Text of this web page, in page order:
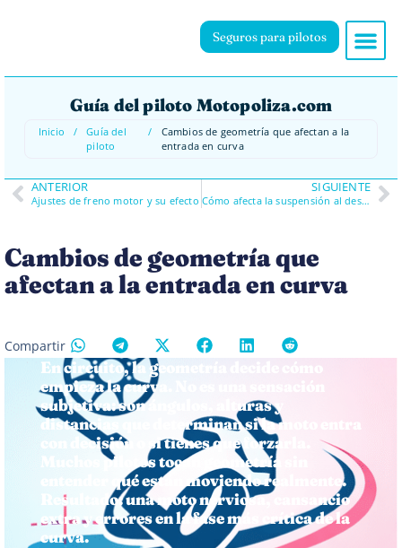
Seguros para pilotos
Guía del piloto Motopoliza.com
Inicio /
Guía del
piloto
/
Cambios de geometría que afectan a la
entrada en curva
ANTERIOR
Ajustes de freno motor y su efecto
SIGUIENTE
Cómo afecta la suspensión al desgaste del neumático
Cambios de geometría que
afectan a la entrada en curva
Compartir
En circuito, la geometría decide cómo
empieza la curva. No es una sensación
subjetiva: son ángulos, alturas y
distancias que determinan si la moto entra
con decisión o si tienes que forzarla.
Muchos pilotos tocan geometría sin
entender qué están moviendo realmente.
Resultado: una moto nerviosa, cansancio
extra y errores en la fase más crítica de la
curva.